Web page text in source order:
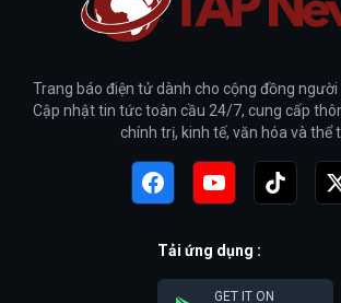
Trang báo điện tử dành cho cộng đồng người
Cập nhật tin tức toàn cầu 24/7, cung cấp
chính trị, kinh tế, văn hóa và thể
Tải ứng dụng :
GET IT ON